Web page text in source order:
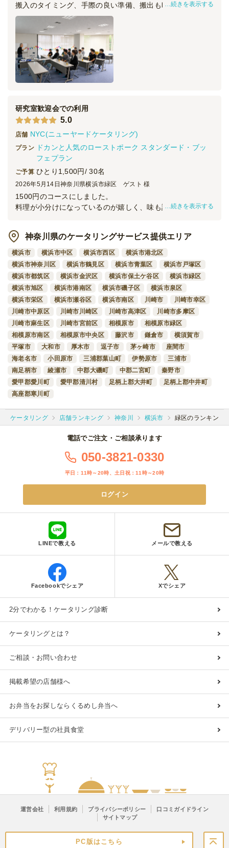
搬入のタイミング、手際の良い準備、搬出も時間通りで、幹
事としては大変ありがたく感じました。料理も1人2000円で
充分なボリュームで美味しかったでさ。
次回このようなシーンがあったら、再度お願いしたいと思い
ます。
続きを表示する
研究室歓迎会での利用
5.0
店舗 NYC(ニューヤードケータリング)
プラン
ドカンと人気のローストポーク スタンダード・ブッ
フェプラン
ご予算 ひとり1,500円/ 30名
2026年5月14日神奈川県横浜市緑区 ゲスト 様
1500円のコースにしました。
料理が小分けになっているのが嬉しく、味も評判が良かった
お酒がメインの会で、量も丁度いいくらいでした。
しっかり食べたいならもう少し上のコースでもいいかも知れ
ません。
また機会があれば利用したいと思います。
続きを表示する
神奈川県のケータリングサービス提供エリア
横浜市 横浜市中区 横浜市西区
横浜市港北区
横浜市神奈川区
横浜市鶴見区 横浜市青葉区
横浜市戸塚区
横浜市都筑区
横浜市金沢区 横浜市保土ケ谷区
横浜市緑区
横浜市旭区
横浜市港南区 横浜市磯子区
横浜市泉区
横浜市栄区
横浜市瀬谷区 横浜市南区 川崎市
川崎市幸区
川崎市中原区
川崎市川崎区 川崎市高津区
川崎市多摩区
川崎市麻生区
川崎市宮前区 相模原市
相模原市緑区
相模原市南区
相模原市中央区 藤沢市 鎌倉市
横須賀市
平塚市
大和市 厚木市 逗子市 茅ヶ崎市
座間市
海老名市
小田原市 三浦郡葉山町 伊勢原市
三浦市
南足柄市
綾瀬市 中郡大磯町 中郡二宮町
秦野市
愛甲郡愛川町
愛甲郡清川村 足柄上郡大井町
足柄上郡中井町
高座郡寒川町
ケータリング 店舗ランキング 神奈川 横浜市 緑区のランキング
電話でご注文・ご相談承ります
050-3821-0330
平日：11時～20時、土日祝：11時～20時
ログイン
LINEで教える メールで教える
Facebookでシェア Xでシェア
2分でわかる！ケータリング診断
ケータリングとは？
ご相談・お問い合わせ
掲載希望の店舗様へ
お弁当をお探しならくるめし弁当へ
デリバリー型の社員食堂
運営会社 利用規約 プライバシーポリシー
口コミガイドライン
サイトマップ
PC版はこちら